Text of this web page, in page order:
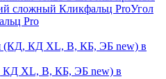
сложный Кликфальц ProУгол
Pro
(КД, КД XL, В, КБ, ЭБ new) в
КД XL, В, КБ, ЭБ new) в